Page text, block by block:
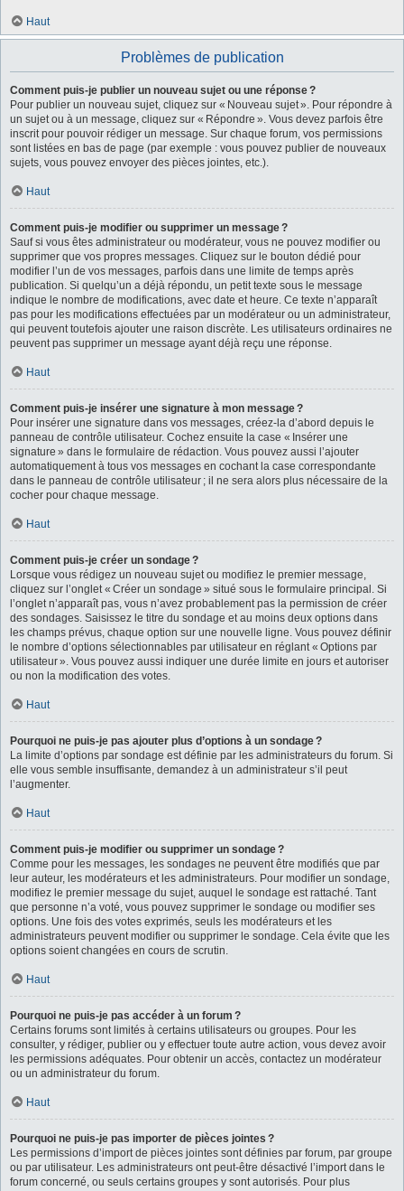
Haut
Problèmes de publication
Comment puis-je publier un nouveau sujet ou une réponse ?
Pour publier un nouveau sujet, cliquez sur « Nouveau sujet ». Pour répondre à
un sujet ou à un message, cliquez sur « Répondre ». Vous devez parfois être
inscrit pour pouvoir rédiger un message. Sur chaque forum, vos permissions
sont listées en bas de page (par exemple : vous pouvez publier de nouveaux
sujets, vous pouvez envoyer des pièces jointes, etc.).
Haut
Comment puis-je modifier ou supprimer un message ?
Sauf si vous êtes administrateur ou modérateur, vous ne pouvez modifier ou
supprimer que vos propres messages. Cliquez sur le bouton dédié pour
modifier l’un de vos messages, parfois dans une limite de temps après
publication. Si quelqu’un a déjà répondu, un petit texte sous le message
indique le nombre de modifications, avec date et heure. Ce texte n’apparaît
pas pour les modifications effectuées par un modérateur ou un administrateur,
qui peuvent toutefois ajouter une raison discrète. Les utilisateurs ordinaires ne
peuvent pas supprimer un message ayant déjà reçu une réponse.
Haut
Comment puis-je insérer une signature à mon message ?
Pour insérer une signature dans vos messages, créez-la d’abord depuis le
panneau de contrôle utilisateur. Cochez ensuite la case « Insérer une
signature » dans le formulaire de rédaction. Vous pouvez aussi l’ajouter
automatiquement à tous vos messages en cochant la case correspondante
dans le panneau de contrôle utilisateur ; il ne sera alors plus nécessaire de la
cocher pour chaque message.
Haut
Comment puis-je créer un sondage ?
Lorsque vous rédigez un nouveau sujet ou modifiez le premier message,
cliquez sur l’onglet « Créer un sondage » situé sous le formulaire principal. Si
l’onglet n’apparaît pas, vous n’avez probablement pas la permission de créer
des sondages. Saisissez le titre du sondage et au moins deux options dans
les champs prévus, chaque option sur une nouvelle ligne. Vous pouvez définir
le nombre d’options sélectionnables par utilisateur en réglant « Options par
utilisateur ». Vous pouvez aussi indiquer une durée limite en jours et autoriser
ou non la modification des votes.
Haut
Pourquoi ne puis-je pas ajouter plus d’options à un sondage ?
La limite d’options par sondage est définie par les administrateurs du forum. Si
elle vous semble insuffisante, demandez à un administrateur s’il peut
l’augmenter.
Haut
Comment puis-je modifier ou supprimer un sondage ?
Comme pour les messages, les sondages ne peuvent être modifiés que par
leur auteur, les modérateurs et les administrateurs. Pour modifier un sondage,
modifiez le premier message du sujet, auquel le sondage est rattaché. Tant
que personne n’a voté, vous pouvez supprimer le sondage ou modifier ses
options. Une fois des votes exprimés, seuls les modérateurs et les
administrateurs peuvent modifier ou supprimer le sondage. Cela évite que les
options soient changées en cours de scrutin.
Haut
Pourquoi ne puis-je pas accéder à un forum ?
Certains forums sont limités à certains utilisateurs ou groupes. Pour les
consulter, y rédiger, publier ou y effectuer toute autre action, vous devez avoir
les permissions adéquates. Pour obtenir un accès, contactez un modérateur
ou un administrateur du forum.
Haut
Pourquoi ne puis-je pas importer de pièces jointes ?
Les permissions d’import de pièces jointes sont définies par forum, par groupe
ou par utilisateur. Les administrateurs ont peut-être désactivé l’import dans le
forum concerné, ou seuls certains groupes y sont autorisés. Pour plus